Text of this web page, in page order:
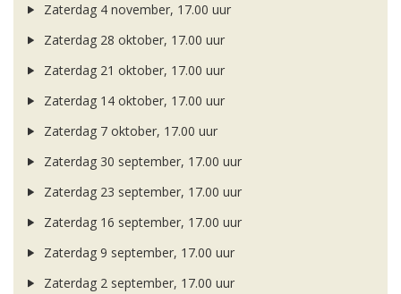
Zaterdag 4 november, 17.00 uur
Zaterdag 28 oktober, 17.00 uur
Zaterdag 21 oktober, 17.00 uur
Zaterdag 14 oktober, 17.00 uur
Zaterdag 7 oktober, 17.00 uur
Zaterdag 30 september, 17.00 uur
Zaterdag 23 september, 17.00 uur
Zaterdag 16 september, 17.00 uur
Zaterdag 9 september, 17.00 uur
Zaterdag 2 september, 17.00 uur